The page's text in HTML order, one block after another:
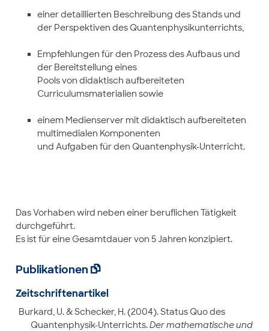
einer detaillierten Beschreibung des Stands und
der Perspektiven des Quantenphysikunterrichts,
Empfehlungen für den Prozess des Aufbaus und
der Bereitstellung eines
Pools von didaktisch aufbereiteten
Curriculumsmaterialien sowie
einem Medienserver mit didaktisch aufbereiteten
multimedialen Komponenten
und Aufgaben für den Quantenphysik-Unterricht.
Das Vorhaben wird neben einer beruflichen Tätigkeit
durchgeführt.
Es ist für eine Gesamtdauer von 5 Jahren konzipiert.
Publikationen 
Zeitschriftenartikel
Burkard, U. & Schecker, H. (2004). Status Quo des
Quantenphysik-Unterrichts.Der mathematische und